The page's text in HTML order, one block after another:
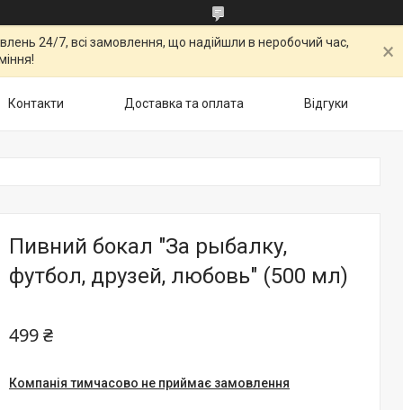
24/7, всі замовлення, що надійшли в неробочий час,
Контакти Доставка та оплата Відгуки
Пивний бокал "За рыбалку,
футбол, друзей, любовь" (500 мл)
499 ₴
Компанія тимчасово не приймає замовлення